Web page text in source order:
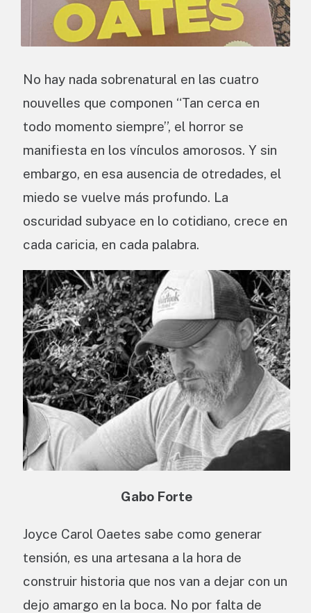
No hay nada sobrenatural en las cuatro
nouvelles que componen “Tan cerca en
todo momento siempre”, el horror se
manifiesta en los vínculos amorosos. Y sin
embargo, en esa ausencia de otredades, el
miedo se vuelve más profundo. La
oscuridad subyace en lo cotidiano, crece en
cada caricia, en cada palabra.
Gabo Forte
Joyce Carol Oaetes sabe como generar
tensión, es una artesana a la hora de
construir historia que nos van a dejar con un
dejo amargo en la boca. No por falta de